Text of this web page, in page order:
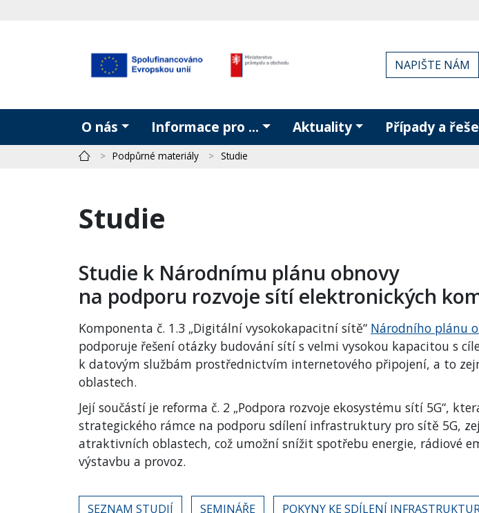
NAPIŠTE NÁM
O nás Informace pro ... Aktuality Případy a
Podpůrné materiály Studie
Studie
Studie k Národnímu plánu obnovy
na podporu rozvoje sítí elektronických
Komponenta č. 1.3 „Digitální vysokokapacitní sítě“ Národního plánu
podporuje řešení otázky budování sítí s velmi vysokou kapacitou s
k datovým službám prostřednictvím internetového připojení, a to
oblastech.
Její součástí je reforma č. 2 „Podpora rozvoje ekosystému sítí 5G“,
strategického rámce na podporu sdílení infrastruktury pro sítě 5G,
atraktivních oblastech, což umožní snížit spotřebu energie, rádiové
výstavbu a provoz.
SEZNAM STUDIÍ SEMINÁŘE POKYNY KE SDÍLENÍ